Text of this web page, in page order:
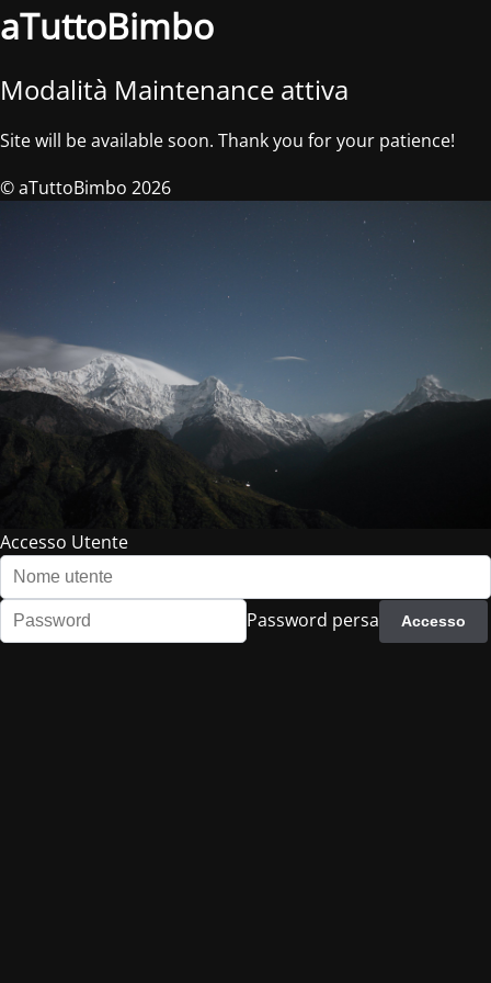
aTuttoBimbo
Modalità Maintenance attiva
Site will be available soon. Thank you for your patience!
© aTuttoBimbo 2026
Accesso Utente
Password persa